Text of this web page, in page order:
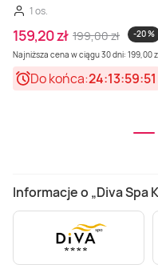
1 os.
159,20 zł 199,00 zł
-20 %
Najniższa cena w ciągu 30 dni: 199,00
Do końca:24:13:59:51
Informacje o „Diva Spa